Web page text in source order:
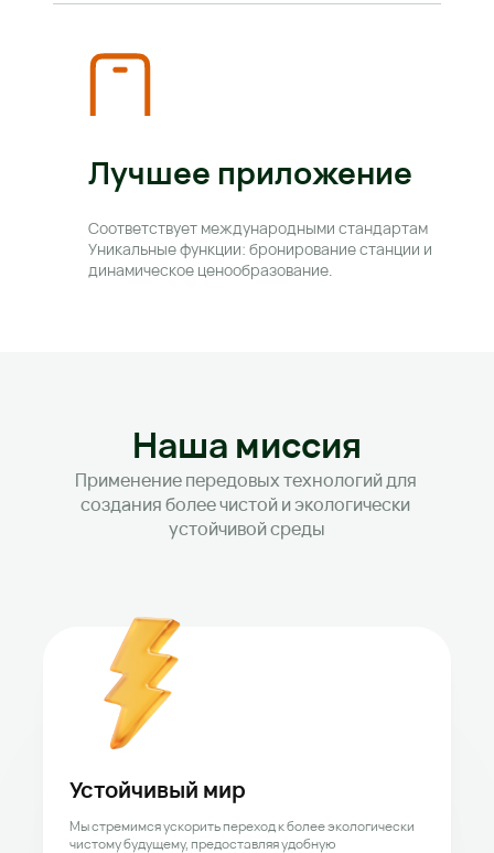
Лучшее приложение
Соответствует международными стандартам
Уникальные функции: бронирование станции и
динамическое ценообразование.
Наша миссия
Применение передовых технологий для
создания более чистой и экологически
устойчивой среды
Устойчивый мир
Мы стремимся ускорить переход к более экологически
чистому будущему, предоставляя удобную